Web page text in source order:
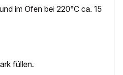
im Ofen bei 220°C ca. 15
füllen.